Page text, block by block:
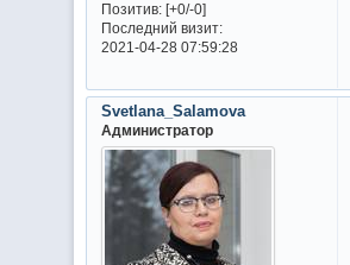
Позитив: [+0/-0]
Последний визит:
2021-04-28 07:59:28
Svetlana_Salamova
Администратор